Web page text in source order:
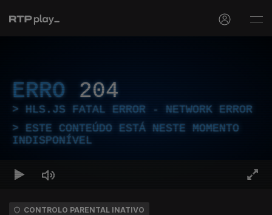
ERRO 204
HLS.JS FATAL ERROR - NETWORK ERROR
ESTE CONTEÚDO ESTÁ NESTE MOMENTO
INDISPONÍVEL
CONTROLO PARENTAL INATIVO